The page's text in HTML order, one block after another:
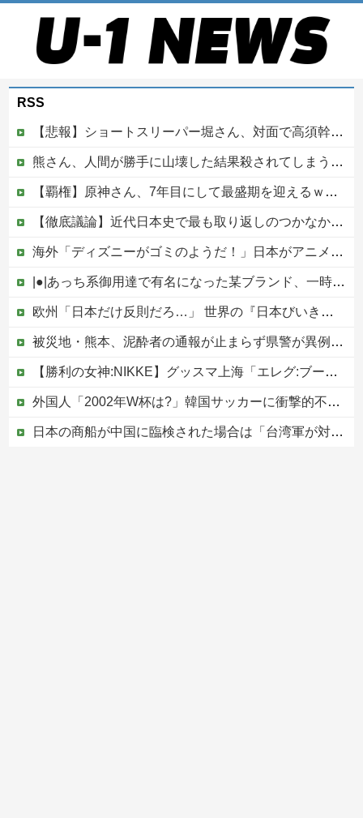
RSS
【悲報】ショートスリーパー堀さん、対面で高須幹弥にブチギレるｗｗｗｗ
熊さん、人間が勝手に山壊した結果殺されてしまう…これ半分虐殺だろ
【覇権】原神さん、7年目にして最盛期を迎えるｗｗｗｗｗｗｗｗｗｗ
【徹底議論】近代日本史で最も取り返しのつかなかった失敗って何？他
海外「ディズニーがゴミのようだ！」日本がアニメ化した米人気SF作品に絶賛の声が殺到中
|●|あっち系御用達で有名になった某ブランド、一時は飛ぶ鳥を落とす勢いだったが今期の業績は……
欧州「日本だけ反則だろ…」 世界の『日本びいき』にヨーロッパ全土から不満の声
被災地・熊本、泥酔者の通報が止まらず県警が異例のお願い
【勝利の女神:NIKKE】グッスマ上海「エレグ:ブーム・アンド・ショック」フィギュア【予約開始】
外国人「2002年W杯は?」韓国サッカーに衝撃的不祥事！W杯予選でレフリーへの性的接待発覚！海外騒然！【海外の反応】
日本の商船が中国に臨検された場合は「台湾軍が対応」と台湾軍トップ！